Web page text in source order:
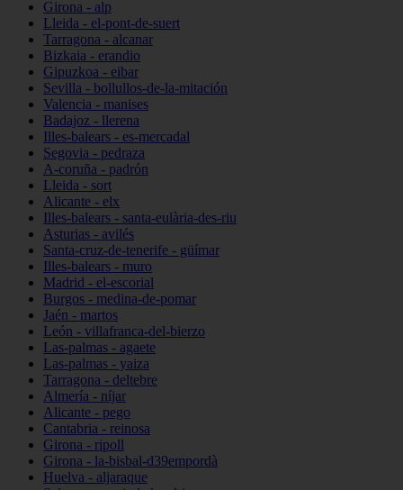
Girona - alp
Lleida - el-pont-de-suert
Tarragona - alcanar
Bizkaia - erandio
Gipuzkoa - eibar
Sevilla - bollullos-de-la-mitación
Valencia - manises
Badajoz - llerena
Illes-balears - es-mercadal
Segovia - pedraza
A-coruña - padrón
Lleida - sort
Alicante - elx
Illes-balears - santa-eulària-des-riu
Asturias - avilés
Santa-cruz-de-tenerife - güímar
Illes-balears - muro
Madrid - el-escorial
Burgos - medina-de-pomar
Jaén - martos
León - villafranca-del-bierzo
Las-palmas - agaete
Las-palmas - yaiza
Tarragona - deltebre
Almería - níjar
Alicante - pego
Cantabria - reinosa
Girona - ripoll
Girona - la-bisbal-d39empordà
Huelva - aljaraque